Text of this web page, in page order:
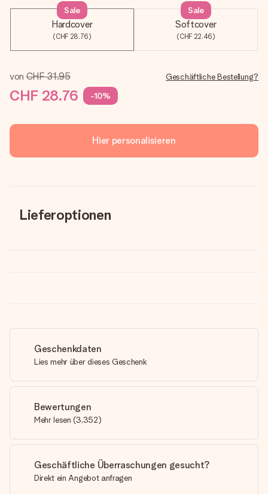
Hardcover
(CHF 28.76)
Sale
Softcover
(CHF 22.46)
Sale
von CHF 31.95
CHF 28.76 -10%
Geschäftliche Bestellung?
Hier personalisieren
Lieferoptionen
Geschenkdaten
Lies mehr über dieses Geschenk
Bewertungen
Mehr lesen (3,352)
Geschäftliche Überraschungen gesucht?
Direkt ein Angebot anfragen